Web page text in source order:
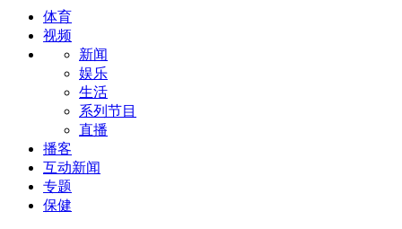
体育
视频
新闻
娱乐
生活
系列节目
直播
播客
互动新闻
专题
保健